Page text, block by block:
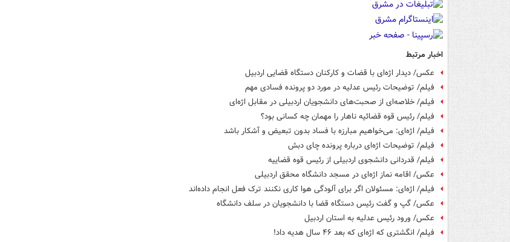
اخبار مرتبط
عکس/ دیدار اژه‌ای با قضات و کارکنان دستگاه قضایی اردبیل
فیلم/ توضیحات رئیس عدلیه در مورد دو پرونده فسادی مهم
فیلم/ خلاصه‌ای از صحبت‌های دانشجویان اردبیلی در مقابل اژه‌ای
فیلم/ رئیس قوه قضائیه ناهار را مهمان چه کسانی بود؟
فیلم/ اژه‌ای: می‌خواهیم مبارزه با فساد بدون تبعیض و آشکار باشد
فیلم/ توضیحات اژه‌ای درباره پرونده چای دبش
فیلم/ قدردانی دانشجوی اردبیلی از رئیس قوه قضاییه
عکس/ اقامه نماز اژه‌ای در مسجد دانشگاه محقق اردبیلی
فیلم/ اژه‌ای: مسئولان اگر برای آلودگی هوا کاری نکنند ترک فعل انجام داده‌اند
عکس/ گپ و گفت رئیس دستگاه قضا با دانشجویان در سلف دانشگاه
عکس/ ورود رئیس عدلیه به استان اردبیل
فیلم/ انگشتری که اژه‌ای که بعد ۴۶ سال هدیه داد!